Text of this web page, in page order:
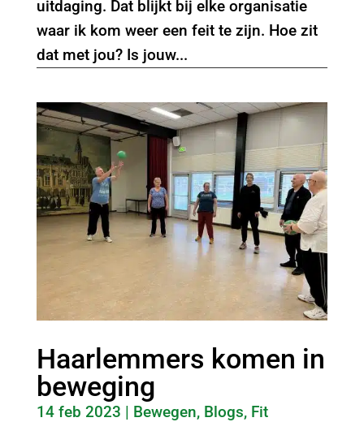
uitdaging. Dat blijkt bij elke organisatie
waar ik kom weer een feit te zijn. Hoe zit
dat met jou? Is jouw...
Haarlemmers komen in
beweging
14 feb 2023 | Bewegen, Blogs, Fit